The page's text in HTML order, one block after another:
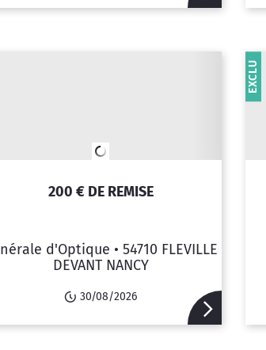
200 € DE REMISE
d'Optique • 54710 FLEVILLE
DEVANT NANCY
30/08/2026
EXCLU